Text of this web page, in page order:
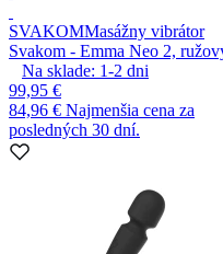
SVAKOMMasážny vibrátor
Svakom - Emma Neo 2,
Na sklade: 1-2 dni
99,95 €
84,96 € Najmenšia cena za
posledných 30 dní.